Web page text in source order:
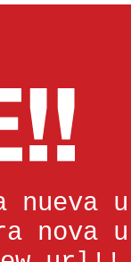
nueva
nova